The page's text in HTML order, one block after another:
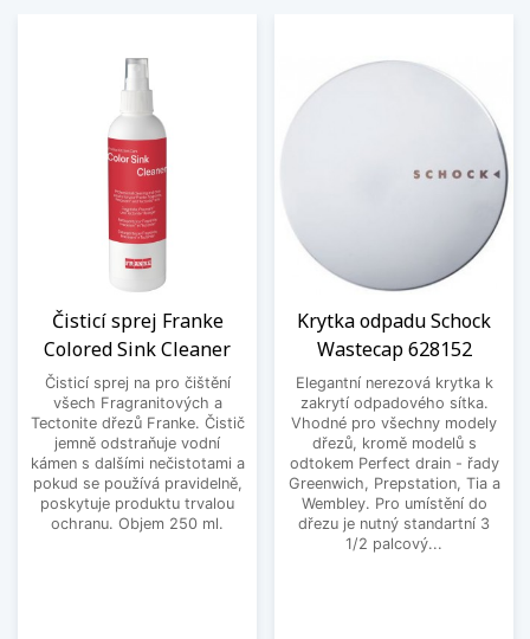
Čisticí sprej Franke
Colored Sink Cleaner
Čisticí sprej na pro čištění
všech Fragranitových a
Tectonite dřezů Franke. Čistič
jemně odstraňuje vodní
kámen s dalšími nečistotami a
pokud se používá pravidelně,
poskytuje produktu trvalou
ochranu. Objem 250 ml.
Krytka odpadu Schock
Wastecap 628152
Elegantní nerezová krytka k
zakrytí odpadového sítka.
Vhodné pro všechny modely
dřezů, kromě modelů s
odtokem Perfect drain - řady
Greenwich, Prepstation, Tia a
Wembley. Pro umístění do
dřezu je nutný standartní 3
1/2 palcový...